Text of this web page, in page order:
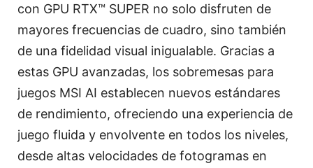
con GPU RTX™ SUPER no solo disfruten de
mayores frecuencias de cuadro, sino también
de una fidelidad visual inigualable. Gracias a
estas GPU avanzadas, los sobremesas para
juegos MSI AI establecen nuevos estándares
de rendimiento, ofreciendo una experiencia de
juego fluida y envolvente en todos los niveles,
desde altas velocidades de fotogramas en